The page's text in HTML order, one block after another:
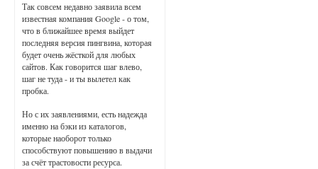
Так совсем недавно заявила всем
известная компания Google - о том,
что в ближайшее время выйдет
последняя версия пингвина, которая
будет очень жёсткой для любых
сайтов. Как говорится шаг влево,
шаг не туда - и ты вылетел как
пробка.
Но с их заявлениями, есть надежда
именно на бэки из каталогов,
которые наоборот только
способствуют повышению в выдачи
за счёт трастовости ресурса.